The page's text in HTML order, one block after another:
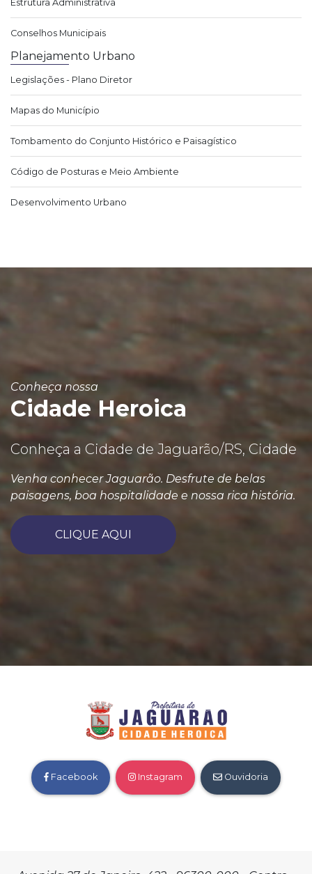
Estrutura Administrativa
Conselhos Municipais
Planejamento Urbano
Legislações - Plano Diretor
Mapas do Município
Tombamento do Conjunto Histórico e Paisagístico
Código de Posturas e Meio Ambiente
Desenvolvimento Urbano
Conheça nossa
Cidade Heroica
Conheça a Cidade de Jaguarão/RS, Cidade
Venha conhecer Jaguarão. Desfrute de belas
paisagens, boa hospitalidade e nossa rica história.
CLIQUE AQUI
Facebook Instagram Ouvidoria